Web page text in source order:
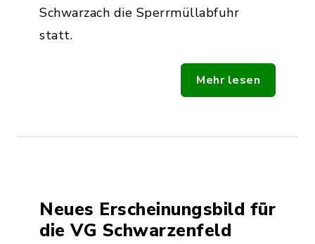
Schwarzach die Sperrmüllabfuhr
statt.
Mehr lesen
Neues Erscheinungsbild für
die VG Schwarzenfeld